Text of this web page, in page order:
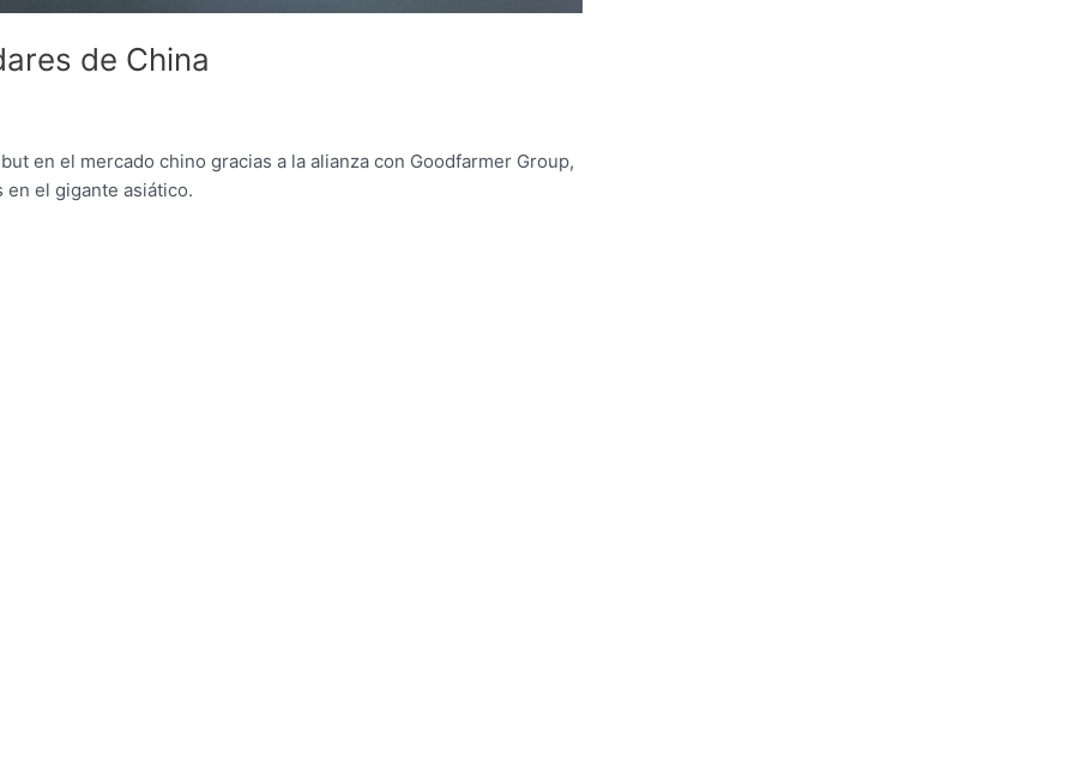
de China
en el mercado chino gracias a la alianza con Goodfarmer Group,
el gigante asiático.